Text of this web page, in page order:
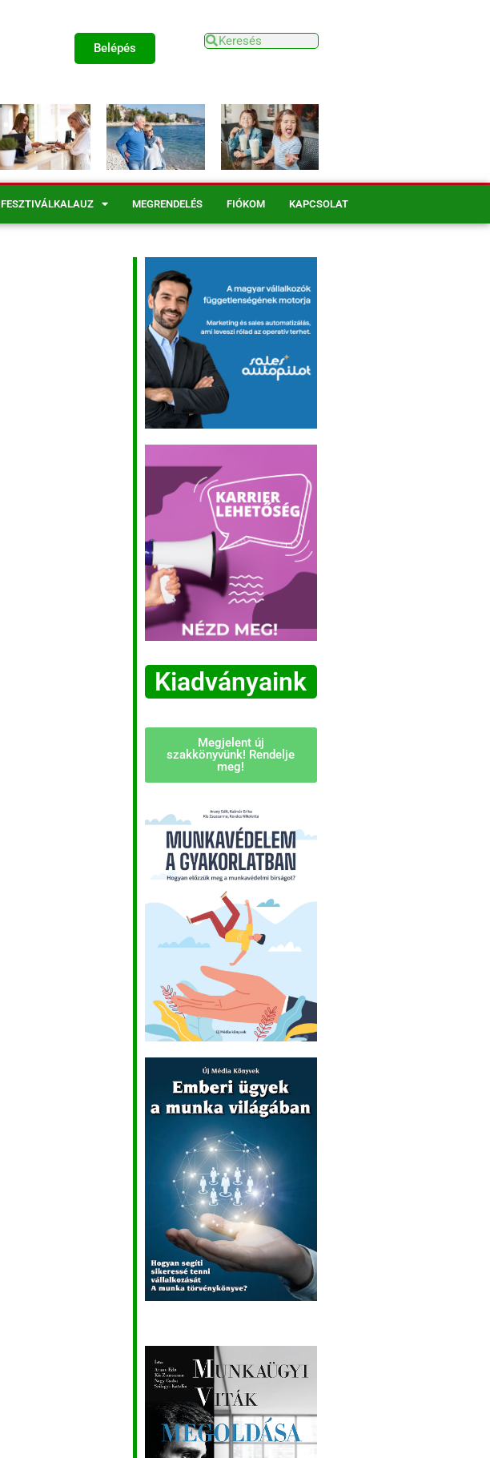
Belépés
FESZTIVÁLKALAUZ MEGRENDELÉS FIÓKOM KAPCSOLAT
Kiadványaink
Megjelent új
szakkönyvünk! Rendelje
meg!